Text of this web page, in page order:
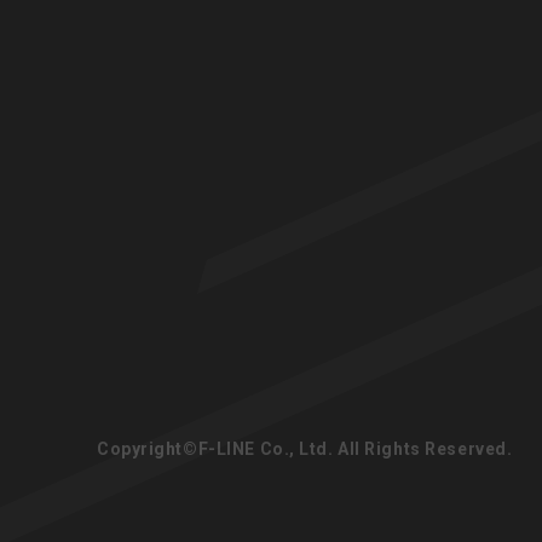
Copyright©F-LINE Co., Ltd. All Rights Reserved.